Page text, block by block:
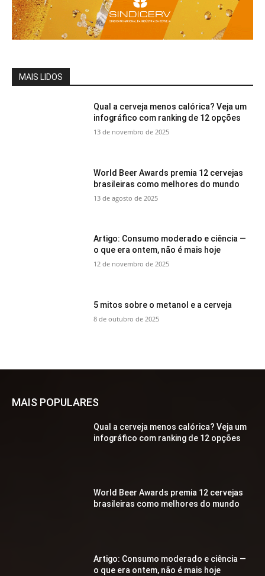
MAIS LIDOS
Qual a cerveja menos calórica? Veja um
infográfico com ranking de 12 opções
13 de novembro de 2025
World Beer Awards premia 12 cervejas
brasileiras como melhores do mundo
13 de agosto de 2025
Artigo: Consumo moderado e ciência —
o que era ontem, não é mais hoje
12 de novembro de 2025
5 mitos sobre o metanol e a cerveja
8 de outubro de 2025
MAIS POPULARES
Qual a cerveja menos calórica? Veja um
infográfico com ranking de 12 opções
World Beer Awards premia 12 cervejas
brasileiras como melhores do mundo
Artigo: Consumo moderado e ciência —
o que era ontem, não é mais hoje